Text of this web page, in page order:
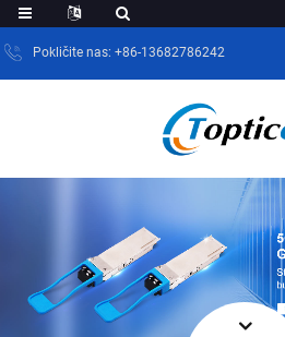
Pokličite nas: +86-13682786242